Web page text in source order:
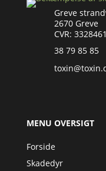
Greve
2670 Greve
CVR:
38 79 85 85
MENU OVERSIGT
Forside
Skadedyr